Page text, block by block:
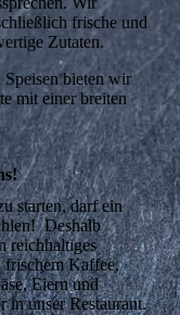
frische und
Zutaten.
bieten wir
mit einer breiten
starten, darf ein
Deshalb
reichhaltiges
Kaffee,
Eiern und
in unser Restaurant.